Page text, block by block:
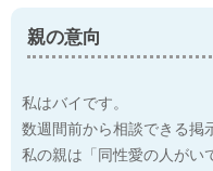
親の意向
私はバイです。
数週間前から相談できる掲
私の親は「同性愛の人がい